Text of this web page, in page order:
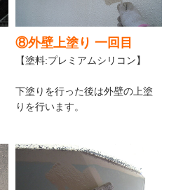
⑧外壁上塗り 一回目
【塗料:プレミアムシリコン】
下塗りを行った後は外壁の上塗
りを行います。